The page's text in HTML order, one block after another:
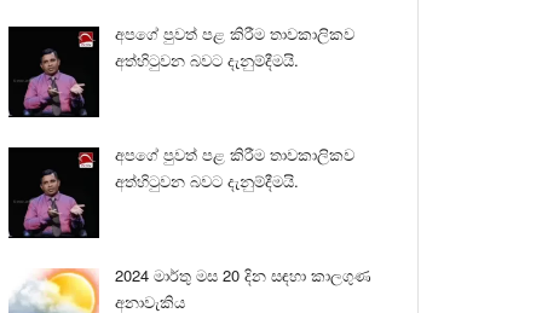
අපගේ පුවත් පළ කිරීම තාවකාලිකව
අත්හිටුවන බවට දැනුම්දීමයි.
අපගේ පුවත් පළ කිරීම තාවකාලිකව
අත්හිටුවන බවට දැනුම්දීමයි.
2024 මාර්තු මස 20 දින සඳහා කාලගුණ
අනාවැකිය